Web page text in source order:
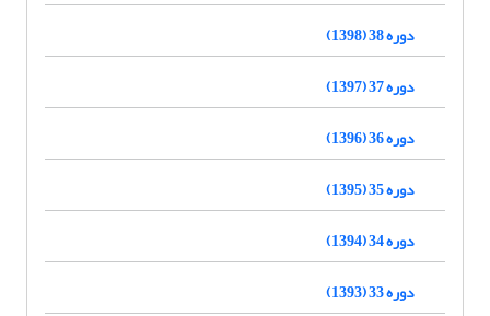
دوره 38 (1398)
دوره 37 (1397)
دوره 36 (1396)
دوره 35 (1395)
دوره 34 (1394)
دوره 33 (1393)